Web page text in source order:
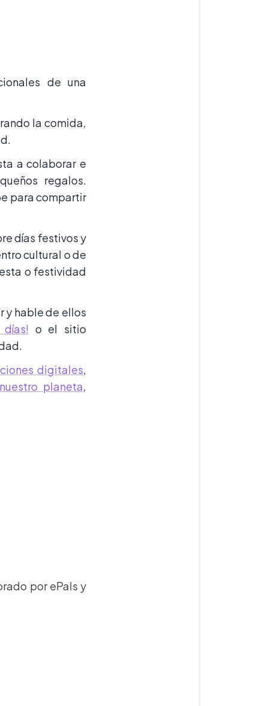
de una
la comida,
a colaborar e
regalos.
para compartir
días festivos y
cultural o de
o festividad
y hable de ellos
o el sitio
digitales,
planeta,
por ePals y